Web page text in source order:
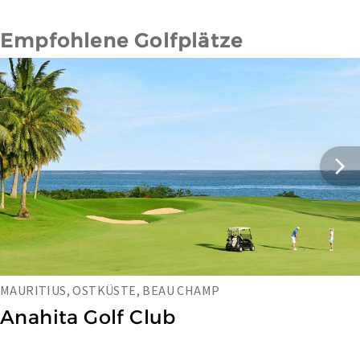
Empfohlene Golfplätze
MAURITIUS, OSTKÜSTE, BEAU CHAMP
Anahita Golf Club